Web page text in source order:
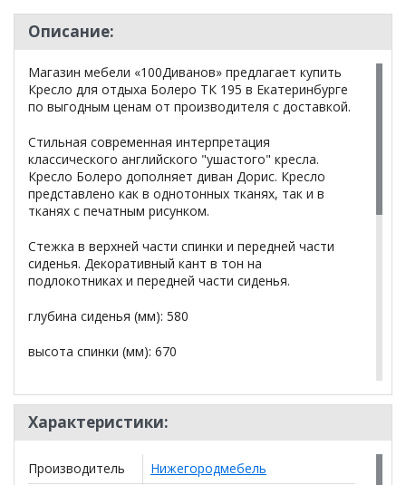
Описание:
Магазин мебели «100Диванов» предлагает купить
Кресло для отдыха Болеро ТК 195 в Екатеринбурге
по выгодным ценам от производителя с доставкой.
Стильная современная интерпретация
классического английского "ушастого" кресла.
Кресло Болеро дополняет диван Дорис. Кресло
представлено как в однотонных тканях, так и в
тканях с печатным рисунком.
Стежка в верхней части спинки и передней части
сиденья. Декоративный кант в тон на
подлокотниках и передней части сиденья.
глубина сиденья (мм): 580
высота спинки (мм): 670
Ширина сиденья между подлокотниками (мм):
спереди 550, сзади 500
основная ткань: Musk 160 (серо-бежевый)
Характеристики:
Производитель
Нижегородмебель